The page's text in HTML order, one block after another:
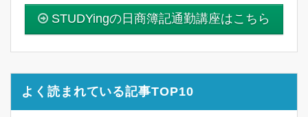
STUDYingの日商簿記通勤講座はこちら
よく読まれている記事TOP10